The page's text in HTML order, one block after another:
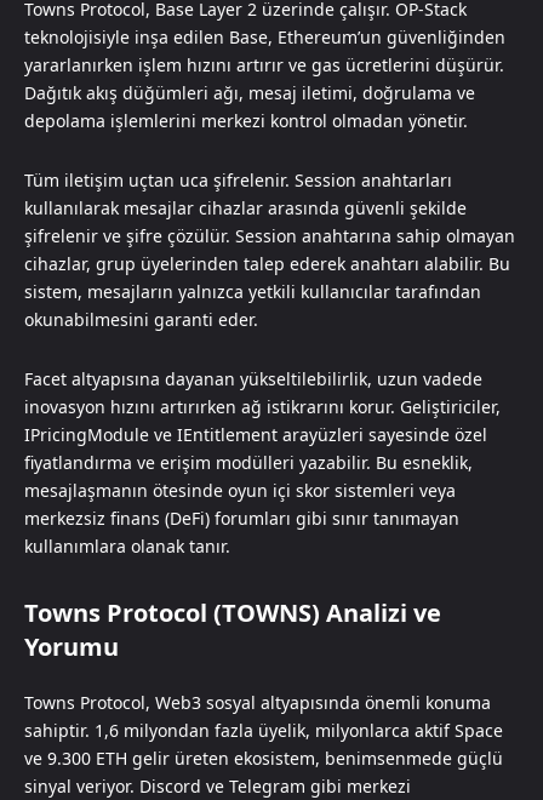
Towns Protocol, Base Layer 2 üzerinde çalışır. OP-Stack
teknolojisiyle inşa edilen Base, Ethereum’un güvenliğinden
yararlanırken işlem hızını artırır ve gas ücretlerini düşürür.
Dağıtık akış düğümleri ağı, mesaj iletimi, doğrulama ve
depolama işlemlerini merkezi kontrol olmadan yönetir.
Tüm iletişim uçtan uca şifrelenir. Session anahtarları
kullanılarak mesajlar cihazlar arasında güvenli şekilde
şifrelenir ve şifre çözülür. Session anahtarına sahip olmayan
cihazlar, grup üyelerinden talep ederek anahtarı alabilir. Bu
sistem, mesajların yalnızca yetkili kullanıcılar tarafından
okunabilmesini garanti eder.
Facet altyapısına dayanan yükseltilebilirlik, uzun vadede
inovasyon hızını artırırken ağ istikrarını korur. Geliştiriciler,
IPricingModule ve IEntitlement arayüzleri sayesinde özel
fiyatlandırma ve erişim modülleri yazabilir. Bu esneklik,
mesajlaşmanın ötesinde oyun içi skor sistemleri veya
merkezsiz finans (DeFi) forumları gibi sınır tanımayan
kullanımlara olanak tanır.
Towns Protocol (TOWNS) Analizi ve
Yorumu
Towns Protocol, Web3 sosyal altyapısında önemli konuma
sahiptir. 1,6 milyondan fazla üyelik, milyonlarca aktif Space
ve 9.300 ETH gelir üreten ekosistem, benimsenmede güçlü
sinyal veriyor. Discord ve Telegram gibi merkezi